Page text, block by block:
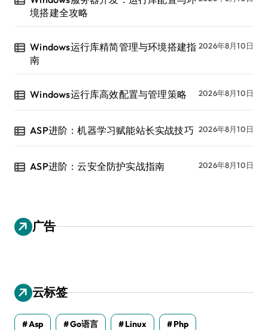
境搭建全攻略
Windows运行库精简管理与环境搭建指
南
2026年8月10日
Windows运行库高效配置与管理策略 2026年8月10日
ASP进阶：机器学习赋能站长实战技巧 2026年8月10日
ASP进阶：云安全防护实战指南 2026年8月10日
广告
云标签
Asp Go语言 Linux Php